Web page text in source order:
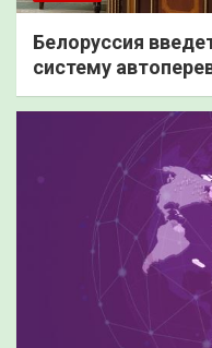
Белоруссия
систему